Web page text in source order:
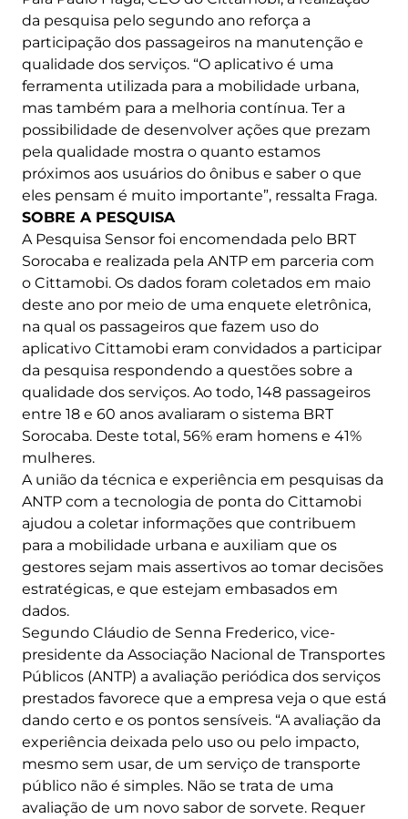
da pesquisa pelo segundo ano reforça a
participação dos passageiros na manutenção e
qualidade dos serviços. “O aplicativo é uma
ferramenta utilizada para a mobilidade urbana,
mas também para a melhoria contínua. Ter a
possibilidade de desenvolver ações que prezam
pela qualidade mostra o quanto estamos
próximos aos usuários do ônibus e saber o que
eles pensam é muito importante”, ressalta Fraga.
SOBRE A PESQUISA
A Pesquisa Sensor foi encomendada pelo BRT
Sorocaba e realizada pela ANTP em parceria com
o Cittamobi. Os dados foram coletados em maio
deste ano por meio de uma enquete eletrônica,
na qual os passageiros que fazem uso do
aplicativo Cittamobi eram convidados a participar
da pesquisa respondendo a questões sobre a
qualidade dos serviços. Ao todo, 148 passageiros
entre 18 e 60 anos avaliaram o sistema BRT
Sorocaba. Deste total, 56% eram homens e 41%
mulheres.
A união da técnica e experiência em pesquisas da
ANTP com a tecnologia de ponta do Cittamobi
ajudou a coletar informações que contribuem
para a mobilidade urbana e auxiliam que os
gestores sejam mais assertivos ao tomar decisões
estratégicas, e que estejam embasados em
dados.
Segundo Cláudio de Senna Frederico, vice-
presidente da Associação Nacional de Transportes
Públicos (ANTP) a avaliação periódica dos serviços
prestados favorece que a empresa veja o que está
dando certo e os pontos sensíveis. “A avaliação da
experiência deixada pelo uso ou pelo impacto,
mesmo sem usar, de um serviço de transporte
público não é simples. Não se trata de uma
avaliação de um novo sabor de sorvete. Requer